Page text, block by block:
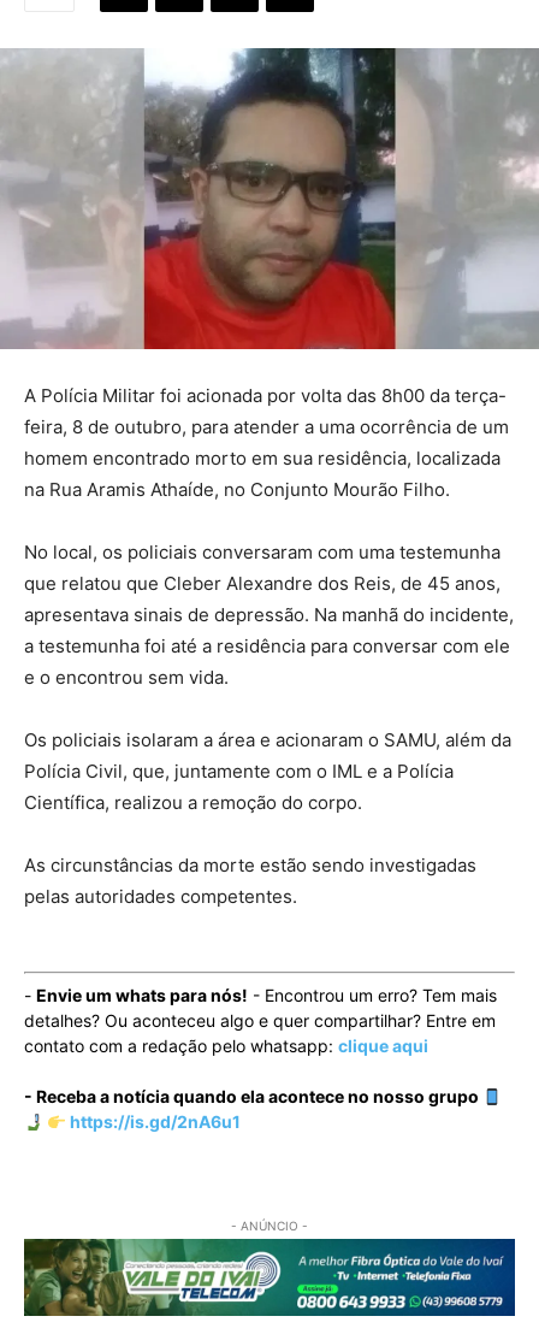
A Polícia Militar foi acionada por volta das 8h00 da terça-
feira, 8 de outubro, para atender a uma ocorrência de um
homem encontrado morto em sua residência, localizada
na Rua Aramis Athaíde, no Conjunto Mourão Filho.
No local, os policiais conversaram com uma testemunha
que relatou que Cleber Alexandre dos Reis, de 45 anos,
apresentava sinais de depressão. Na manhã do incidente,
a testemunha foi até a residência para conversar com ele
e o encontrou sem vida.
Os policiais isolaram a área e acionaram o SAMU, além da
Polícia Civil, que, juntamente com o IML e a Polícia
Científica, realizou a remoção do corpo.
As circunstâncias da morte estão sendo investigadas
pelas autoridades competentes.
- Envie um whats para nós! - Encontrou um erro? Tem mais
detalhes? Ou aconteceu algo e quer compartilhar? Entre em
contato com a redação pelo whatsapp: clique aqui
- Receba a notícia quando ela acontece no nosso grupo
https://is.gd/2nA6u1
- ANÚNCIO -